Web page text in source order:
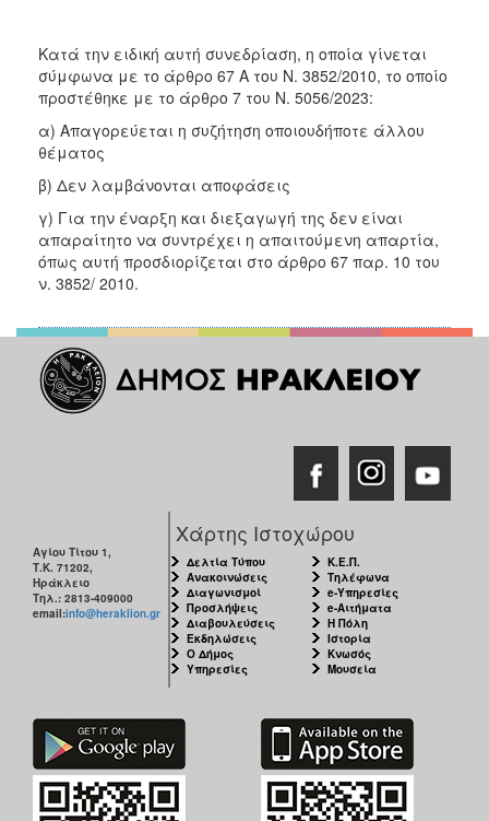
Κατά την ειδική αυτή συνεδρίαση, η οποία γίνεται
σύμφωνα με το άρθρο 67 Α του Ν. 3852/2010, το οποίο
προστέθηκε με το άρθρο 7 του Ν. 5056/2023:
α) Απαγορεύεται η συζήτηση οποιουδήποτε άλλου
θέματος
β) Δεν λαμβάνονται αποφάσεις
γ) Για την έναρξη και διεξαγωγή της δεν είναι
απαραίτητο να συντρέχει η απαιτούμενη απαρτία,
όπως αυτή προσδιορίζεται στο άρθρο 67 παρ. 10 του
ν. 3852/ 2010.
Αγίου Τίτου 1,
Τ.Κ. 71202,
Ηράκλειο
Τηλ.: 2813-409000
email:info@heraklion.gr
Χάρτης Ιστοχώρου
Δελτία Τύπου
Ανακοινώσεις
Διαγωνισμοί
Προσλήψεις
Διαβουλεύσεις
Εκδηλώσεις
Ο Δήμος
Υπηρεσίες
Κ.Ε.Π.
Τηλέφωνα
e-Υπηρεσίες
e-Αιτήματα
Η Πόλη
Ιστορία
Κνωσός
Μουσεία